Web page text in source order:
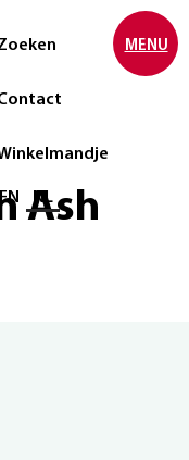
taal
EN NL
MENU
Ash